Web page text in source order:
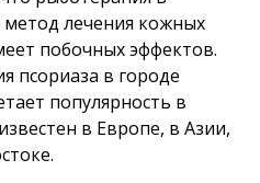
лечения кожных
побочных эффектов.
псориаза в городе
популярность в
в Европе, в Азии,